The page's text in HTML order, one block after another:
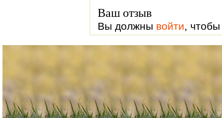
Ваш отзыв
Вы должны войти,